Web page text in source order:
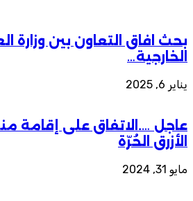
بحث افاق التعاون بين وزارة
الخارجية…
يناير 6, 2025
عاجل ….الاتفاق على إقامة
الأزرق الحُرّة
مايو 31, 2024